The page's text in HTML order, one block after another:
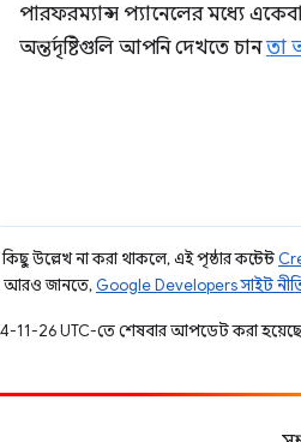
পারফরম্যান্স প্যানেলের মধ্যে
অন্তর্দৃষ্টিগুলি আপনি দেখতে চানতা
উল্লেখ না করা থাকলে, এই পৃষ্ঠার কন্টেন্ট
আরও জানতে, Google Developers সাইট
11-26 UTC-তে শেষবার আপডেট করা